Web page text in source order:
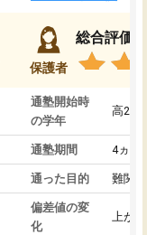
保護者
総合評価
通塾開始時
の学年
高2
通塾期間 4ヵ月～1
通った目的 難関私立
偏差値の変
化
上がった